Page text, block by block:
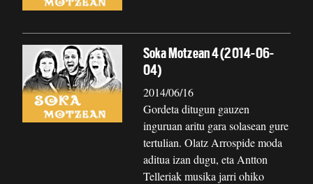
Soka Motzean 4 (2014-06-
04)
2014/06/16
Gordeta ditugun gauzen
inguruan aritu gara solasean gure
tertulian. Olatz Arrospide moda
aditua izan dugu, eta Antton
Telleriak musika jarri ohiko